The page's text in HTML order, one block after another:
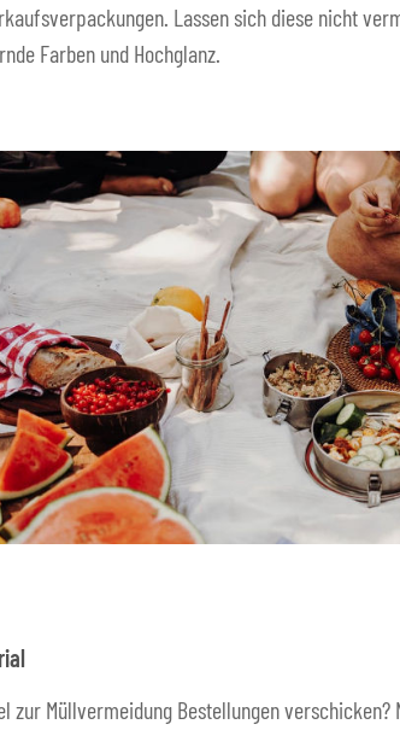
Lassen sich diese nicht
Farben und Hochglanz.
zur Müllvermeidung Bestellungen verschicken?